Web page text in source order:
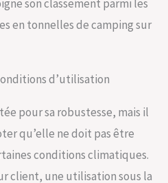
souhaits ; les parois
latérales avec de
Solide et stable :
vienne entraver
votre fête, le pavillon
de jardin est fixé au
sol à l'aide des pieds
pavillon assurent une
son classement parmi les
en tonnelles de camping sur
d’utilisation
pour sa robustesse, mais il
qu’elle ne doit pas être
conditions climatiques.
client, une utilisation sous la